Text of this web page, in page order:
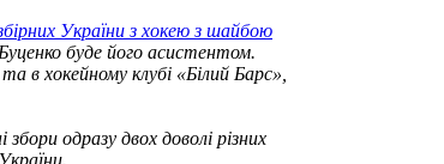
України з хокею з шайбою
буде його асистентом.
в хокейному клубі «Білий Барс»,
одразу двох доволі різних